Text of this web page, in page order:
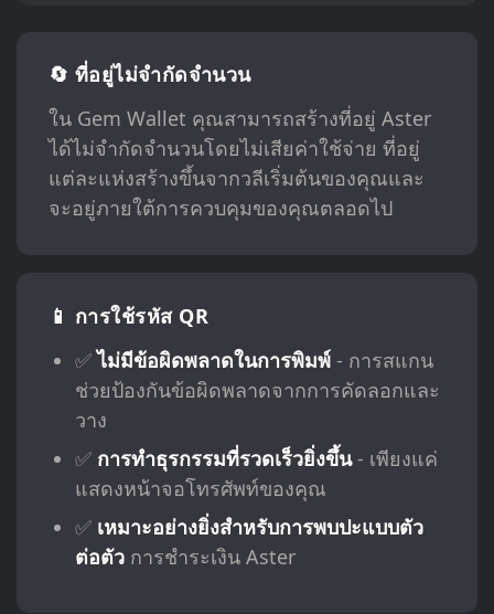
🔄 ที่อยู่ไม่จำกัดจำนวน
ใน Gem Wallet คุณสามารถสร้างที่อยู่ Aster
ได้ไม่จำกัดจำนวนโดยไม่เสียค่าใช้จ่าย ที่อยู่
แต่ละแห่งสร้างขึ้นจากวลีเริ่มต้นของคุณและ
จะอยู่ภายใต้การควบคุมของคุณตลอดไป
📱 การใช้รหัส QR
✅ไม่มีข้อผิดพลาดในการพิมพ์- การสแกน
ช่วยป้องกันข้อผิดพลาดจากการคัดลอกและ
วาง
✅ การทำธุรกรรมที่รวดเร็วยิ่งขึ้น- เพียงแค่
แสดงหน้าจอโทรศัพท์ของคุณ
✅ เหมาะอย่างยิ่งสำหรับการพบปะแบบตัว
ต่อตัวการชำระเงิน Aster